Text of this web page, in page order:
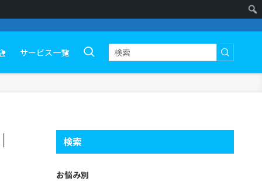
サービス一覧
検索
お悩み別